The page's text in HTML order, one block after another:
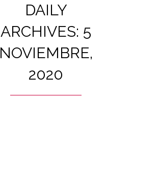
DAILY
ARCHIVES: 5
NOVIEMBRE,
2020